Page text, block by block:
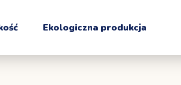
Ekologiczna produkcja